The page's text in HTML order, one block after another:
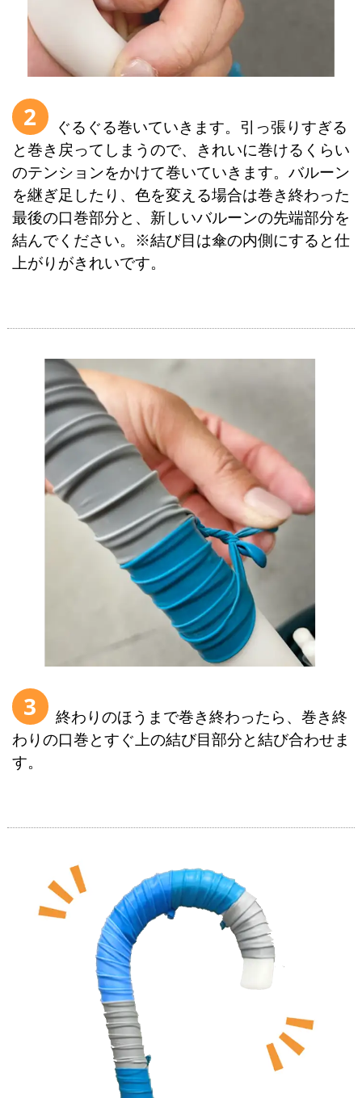
2
ぐるぐる巻いていきます。引っ張りすぎる
と巻き戻ってしまうので、きれいに巻けるくらい
のテンションをかけて巻いていきます。バルーン
を継ぎ足したり、色を変える場合は巻き終わった
最後の口巻部分と、新しいバルーンの先端部分を
結んでください。※結び目は傘の内側にすると仕
上がりがきれいです。
3
終わりのほうまで巻き終わったら、巻き終
わりの口巻とすぐ上の結び目部分と結び合わせま
す。